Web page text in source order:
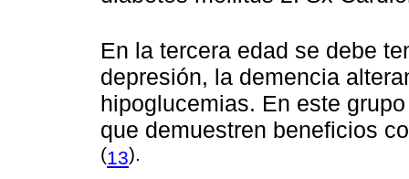
En la tercera edad se debe
depresión, la demencia
hipoglucemias. En este
que demuestren beneficios
(13).